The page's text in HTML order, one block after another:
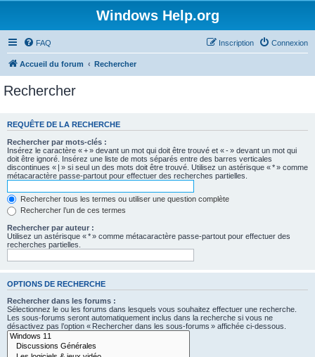
Windows Help.org
FAQ Connexion
Inscription
Accueil du forum Rechercher
Rechercher
REQUÊTE DE LA RECHERCHE
Rechercher par mots-clés :
Insérez le caractère « + » devant un mot qui doit être trouvé et « - » devant un mot qui
doit être ignoré. Insérez une liste de mots séparés entre des barres verticales
discontinues « | » si seul un des mots doit être trouvé. Utilisez un astérisque « * » comme
métacaractère passe-partout pour effectuer des recherches partielles.
Rechercher tous les termes ou utiliser une question complète
Rechercher l’un de ces termes
Rechercher par auteur :
Utilisez un astérisque « * » comme métacaractère passe-partout pour effectuer des
recherches partielles.
OPTIONS DE RECHERCHE
Rechercher dans les forums :
Sélectionnez le ou les forums dans lesquels vous souhaitez effectuer une recherche.
Les sous-forums seront automatiquement inclus dans la recherche si vous ne
désactivez pas l’option « Rechercher dans les sous-forums » affichée ci-dessous.